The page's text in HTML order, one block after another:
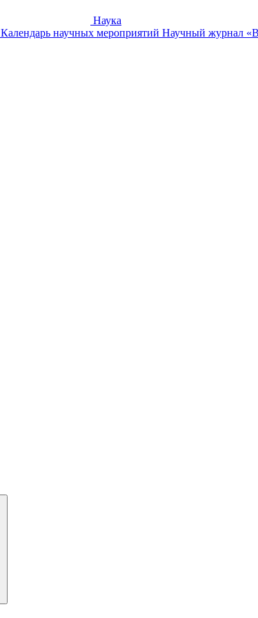
Наука
Календарь научных мероприятий Научный журнал